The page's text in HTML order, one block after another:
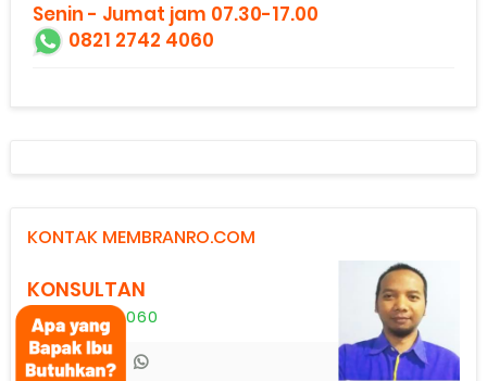
Senin - Jumat jam 07.30-17.00
0821 2742 4060
KONTAK MEMBRANRO.COM
KONSULTAN
0821 2742 4060